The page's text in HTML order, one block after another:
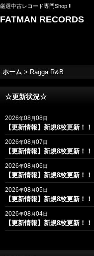
厳選中古レコード専門Shop !!
FATMAN RECORDS
ホーム > Ragga R&B
☆更新状況☆
2026年08月08日
【更新情報】新規8枚更新！！
2026年08月07日
【更新情報】新規8枚更新！！
2026年08月06日
【更新情報】新規8枚更新！！
2026年08月05日
【更新情報】新規8枚更新！！
2026年08月04日
【更新情報】新規8枚更新！！